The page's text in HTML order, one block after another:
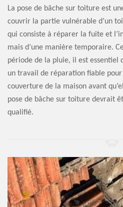
La pose de bâche sur toiture est
couvrir la partie vulnérable d’un
qui consiste à réparer la fuite et
mais d’une manière temporaire.
période de la pluie, il est essentiel
un travail de réparation fiable
couverture de la maison avant
pose de bâche sur toiture devrait
qualifié.